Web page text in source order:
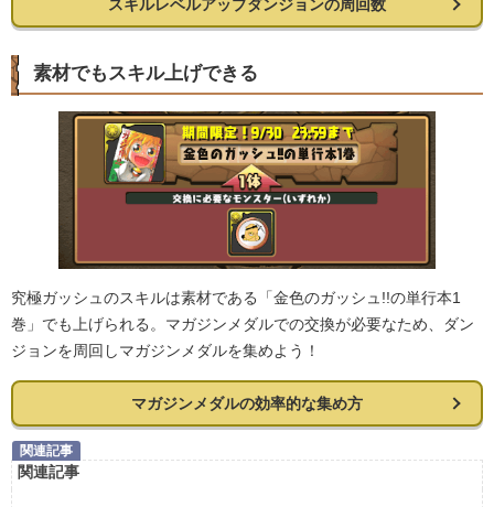
スキルレベルアップダンジョンの周回数
素材でもスキル上げできる
究極ガッシュのスキルは素材である「金色のガッシュ!!の単行本1
巻」でも上げられる。マガジンメダルでの交換が必要なため、ダン
ジョンを周回しマガジンメダルを集めよう！
マガジンメダルの効率的な集め方
関連記事